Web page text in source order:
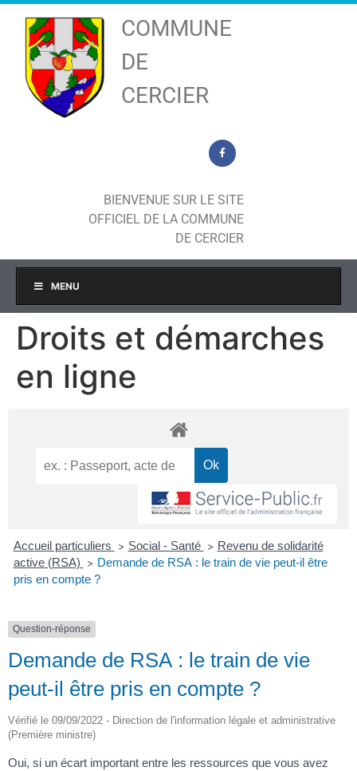
COMMUNE
DE
CERCIER
BIENVENUE SUR LE SITE
OFFICIEL DE LA COMMUNE
DE CERCIER
MENU
Droits et démarches
en ligne
Accueil particuliers > Social - Santé > Revenu de solidarité
active (RSA)
> Demande de RSA : le train de vie peut-il être
pris en compte ?
Question-réponse
Demande de RSA : le train de vie
peut-il être pris en compte ?
Vérifié le 09/09/2022 - Direction de l'information légale et administrative
(Première ministre)
Oui, si un écart important entre les ressources que vous avez